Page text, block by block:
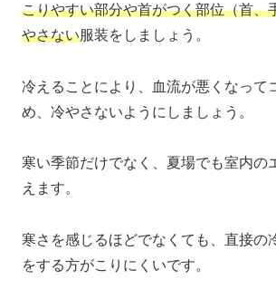
こりやすい部分や首がつく部位（首、
やさない服装をしましょう。
冷えることにより、血流が悪くなって
め、冷やさないようにしましょう。
寒い季節だけでなく、夏場でも室内の
えます。
寒さを感じるほどでなくても、直接の
をする方がこりにくいです。